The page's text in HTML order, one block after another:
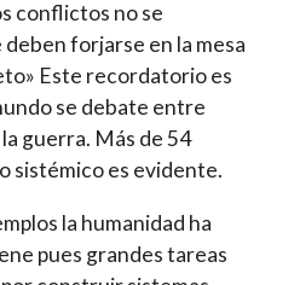
conflictos no se
forjarse en la mesa
Este recordatorio es
se debate entre
guerra. Más de 54
sistémico es evidente.
la humanidad ha
pues grandes tareas